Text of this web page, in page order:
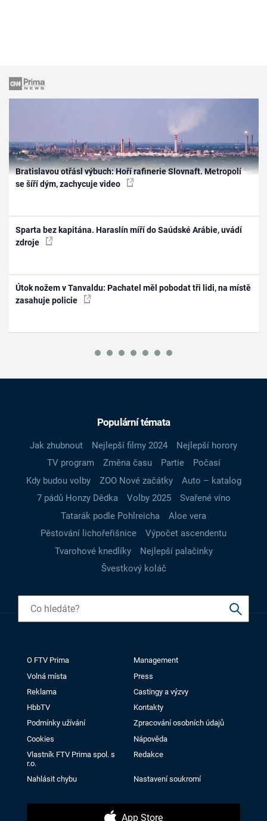
Bratislavou otřásl výbuch: Hoří rafinerie Slovnaft. Metropolí
se šíří dým, zachycuje video
Sparta bez kapitána. Haraslín míří do Saúdské Arábie, uvádí
zdroje
Útok nožem v Tanvaldu: Pachatel měl pobodat tři lidi, na místě
zasahuje policie
Populární témata
Jak zhubnout Nejlepší filmy 2024
Nejlepší horory
TV program
Změna času Partie
Počasí
Kdy budou volby
ZOO Nové začátky
Auto – katalog
7 pádů Honzy Dědka
Volby 2025
Svařené víno
Tatarák podle Pohlreicha
Aloe vera
Pěstování lichořeřišnice
Výpočet ascendentu
Tvarohové knedlíky
Nejlepší palačinky
Švestkový koláč
O FTV Prima
Management
Volná místa
Press
Reklama
Castingy a výzvy
HbbTV
Kontakty
Podmínky užívání
Zpracování osobních údajů
Cookies
Nápověda
Vlastník FTV Prima spol. s
r.o.
Redakce
Nahlásit chybu Nastavení soukromí
App Store